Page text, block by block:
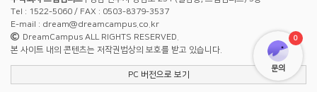
Tel : 1522-5060 / FAX : 0503-8379-3537
E-mail : dream@dreamcampus.co.kr
DreamCampus ALL RIGHTS RESERVED.
본 사이트 내의 콘텐츠는 저작권법상의 보호를 받고 있습니다.
PC 버전으로 보기
문의